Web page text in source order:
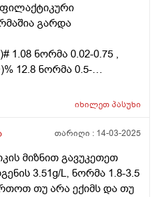
გარდა
1.08 ნორმა 0.02-0.75 ,
12.8 ნორმა 0.5-
ექიმსიხილეთპასუხი
თარიღი : 14-03-2025
მიზნით გავუკეთეთ
3.51g/L, ნორმა 1.8-3.5
თუ არა ექიმს და თუ